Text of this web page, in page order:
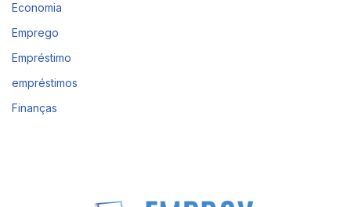
Economia
Emprego
Empréstimo
empréstimos
Finanças